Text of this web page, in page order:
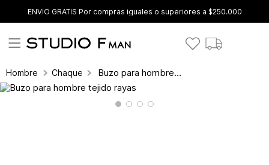
ENVÍO GRATIS Por compras iguales o superiores a $250.000
Hombre Chaquetas Buzo para hombre tejido rayas